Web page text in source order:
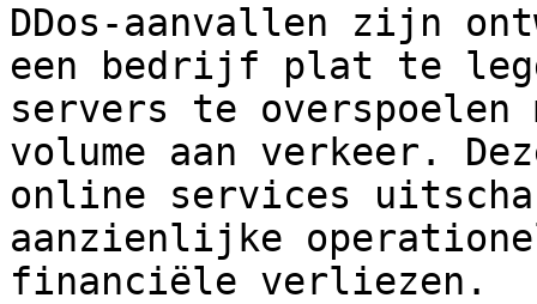
DDos-aanvallen zijn
een bedrijf plat te
servers te overspoelen
volume aan verkeer.
online services
aanzienlijke
financiële verliezen.